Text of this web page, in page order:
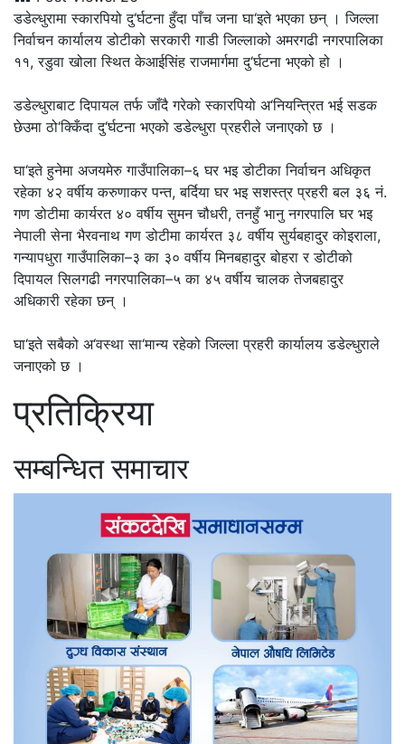
डडेल्धुरामा स्कारपियो दु‘र्घटना हुँदा पाँच जना घा‘इते भएका छन् । जिल्ला
निर्वाचन कार्यालय डोटीको सरकारी गाडी जिल्लाको अमरगढी नगरपालिका
११, रडुवा खोला स्थित केआईसिंह राजमार्गमा दु‘र्घटना भएको हो ।
डडेल्धुराबाट दिपायल तर्फ जाँदै गरेको स्कारपियो अ‘नियन्त्रित भई सडक
छेउमा ठो‘क्किँदा दु‘र्घटना भएको डडेल्धुरा प्रहरीले जनाएको छ ।
घा‘इते हुनेमा अजयमेरु गाउँपालिका–६ घर भइ डोटीका निर्वाचन अधिकृत
रहेका ४२ वर्षीय करुणाकर पन्त, बर्दिया घर भइ सशस्त्र प्रहरी बल ३६ नं.
गण डोटीमा कार्यरत ४० वर्षीय सुमन चौधरी, तनहुँ भानु नगरपालि घर भइ
नेपाली सेना भैरवनाथ गण डोटीमा कार्यरत ३८ वर्षीय सुर्यबहादुर कोइराला,
गन्यापधुरा गाउँपालिका–३ का ३० वर्षीय मिनबहादुर बोहरा र डोटीको
दिपायल सिलगढी नगरपालिका–५ का ४५ वर्षीय चालक तेजबहादुर
अधिकारी रहेका छन् ।
घा‘इते सबैको अ‘वस्था सा‘मान्य रहेको जिल्ला प्रहरी कार्यालय डडेल्धुराले
जनाएको छ ।
प्रतिक्रिया
सम्बन्धित समाचार